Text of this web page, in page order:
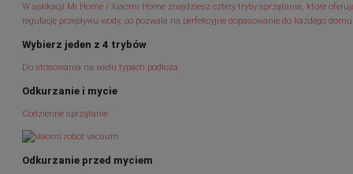
W aplikacji Mi Home / Xiaomi Home znajdziesz cztery tryby sprzątania, które
regulację przepływu wody, co pozwala na perfekcyjne dopasowanie do każdego
Wybierz jeden z 4 trybów
Do stosowania na wielu typach podłoża
Odkurzanie i mycie
Codzienne sprzątanie
Odkurzanie przed myciem